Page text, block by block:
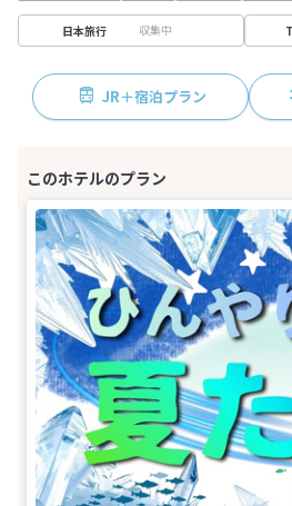
日本旅行 収集中
JR＋宿泊プラン